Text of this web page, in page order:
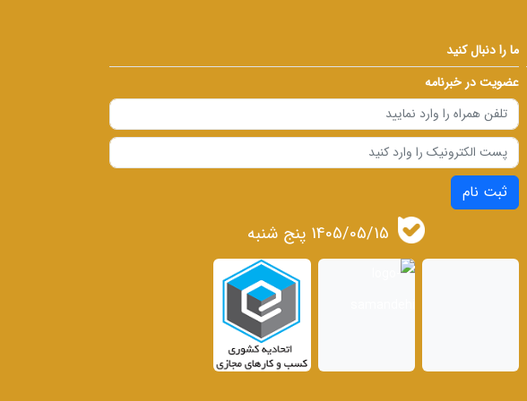
ما را دنبال کنید
عضویت در خبرنامه
ثبت نام
1405/05/15 پنج شنبه